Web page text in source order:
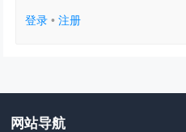
登录 •注册
网站导航